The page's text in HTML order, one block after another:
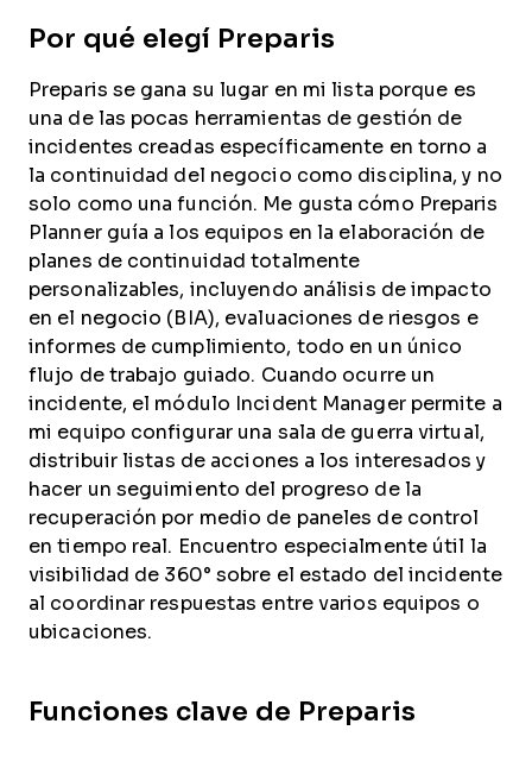
Por qué elegí Preparis
Preparis se gana su lugar en mi lista porque es
una de las pocas herramientas de gestión de
incidentes creadas específicamente en torno a
la continuidad del negocio como disciplina, y no
solo como una función. Me gusta cómo Preparis
Planner guía a los equipos en la elaboración de
planes de continuidad totalmente
personalizables, incluyendo análisis de impacto
en el negocio (BIA), evaluaciones de riesgos e
informes de cumplimiento, todo en un único
flujo de trabajo guiado. Cuando ocurre un
incidente, el módulo Incident Manager permite a
mi equipo configurar una sala de guerra virtual,
distribuir listas de acciones a los interesados y
hacer un seguimiento del progreso de la
recuperación por medio de paneles de control
en tiempo real. Encuentro especialmente útil la
visibilidad de 360° sobre el estado del incidente
al coordinar respuestas entre varios equipos o
ubicaciones.
Funciones clave de Preparis